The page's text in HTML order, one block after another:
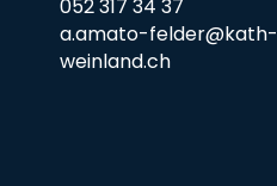
052 317 34 37
a.amato-felder@kath-
weinland.ch